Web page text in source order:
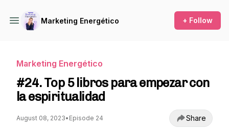
Marketing Energético + Follow
Marketing Energético
#24. Top 5 libros para empezar con
la espiritualidad
August 08, 2023• Episode 24 Share